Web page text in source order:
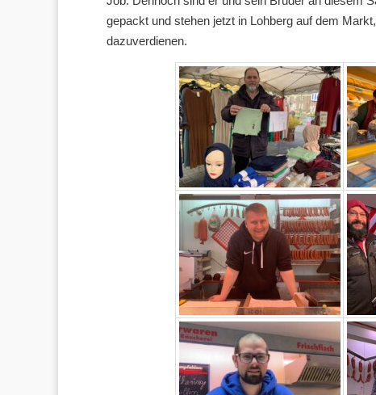
gepackt und stehen jetzt in Lohberg auf dem
dazuverdienen.